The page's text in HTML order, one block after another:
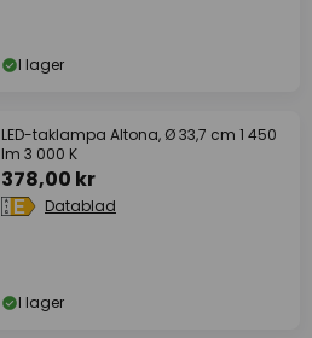
I lager
LED-taklampa Altona, Ø 33,7 cm 1 450
lm 3 000 K
378,00 kr
Datablad
I lager